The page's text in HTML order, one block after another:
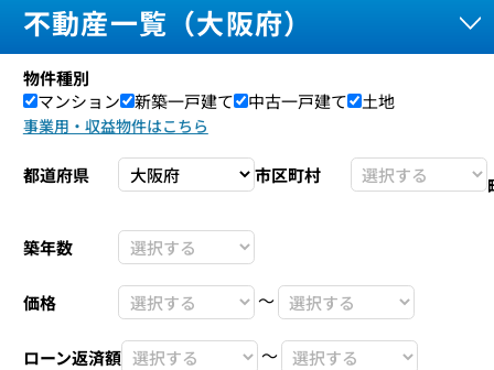
不動産一覧（大阪府）
物件種別
マンション
新築一戸建て 中古一戸建て 土地
事業用・収益物件はこちら
都道府県 市区町村
築年数
価格 〜
ローン返済額 〜